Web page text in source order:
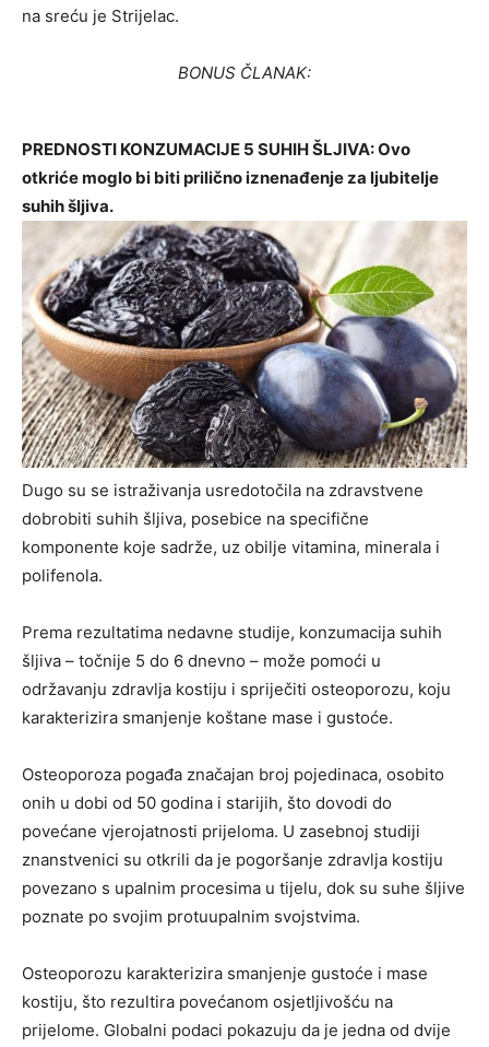
na sreću je Strijelac.
BONUS ČLANAK:
PREDNOSTI KONZUMACIJE 5 SUHIH ŠLJIVA: Ovo
otkriće moglo bi biti prilično iznenađenje za ljubitelje
suhih šljiva.
Dugo su se istraživanja usredotočila na zdravstvene
dobrobiti suhih šljiva, posebice na specifične
komponente koje sadrže, uz obilje vitamina, minerala i
polifenola.
Prema rezultatima nedavne studije, konzumacija suhih
šljiva – točnije 5 do 6 dnevno – može pomoći u
održavanju zdravlja kostiju i spriječiti osteoporozu, koju
karakterizira smanjenje koštane mase i gustoće.
Osteoporoza pogađa značajan broj pojedinaca, osobito
onih u dobi od 50 godina i starijih, što dovodi do
povećane vjerojatnosti prijeloma. U zasebnoj studiji
znanstvenici su otkrili da je pogoršanje zdravlja kostiju
povezano s upalnim procesima u tijelu, dok su suhe šljive
poznate po svojim protuupalnim svojstvima.
Osteoporozu karakterizira smanjenje gustoće i mase
kostiju, što rezultira povećanom osjetljivošću na
prijelome. Globalni podaci pokazuju da je jedna od dvije